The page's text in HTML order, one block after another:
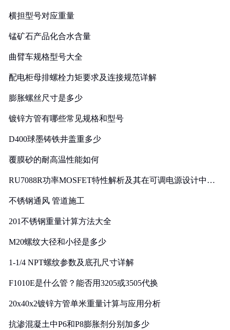
横担型号对应重量
锰矿石产品化合水含量
曲臂车规格型号大全
配电柜母排螺栓力矩要求及连接规范详解
膨胀螺丝尺寸是多少
镀锌方管有哪些常见规格和型号
D400球墨铸铁井盖重多少
覆膜砂的耐高温性能如何
RU7088R功率MOSFET特性解析及其在可调电源设计中的
不锈钢通风 管道施工
201不锈钢重量计算方法大全
M20螺纹大径和小径是多少
1-1/4 NPT螺纹参数及底孔尺寸详解
F1010E是什么管？能否用3205或3505代换
20x40x2镀锌方管单米重量计算与应用分析
抗渗混凝土中P6和P8膨胀剂分别加多少